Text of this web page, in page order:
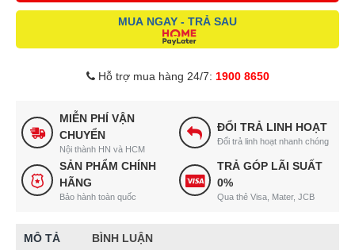
MUA NGAY - TRẢ SAU
Hỗ trợ mua hàng 24/7: 1900 8650
MIỄN PHÍ VẬN
CHUYỂN
Nội thành HN và HCM
ĐỔI TRẢ LINH HOẠT
Đổi trả linh hoạt nhanh chóng
SẢN PHẨM CHÍNH
HÃNG
Bảo hành toàn quốc
TRẢ GÓP LÃI SUẤT
0%
Qua thẻ Visa, Mater, JCB
MÔ TẢ BÌNH LUẬN